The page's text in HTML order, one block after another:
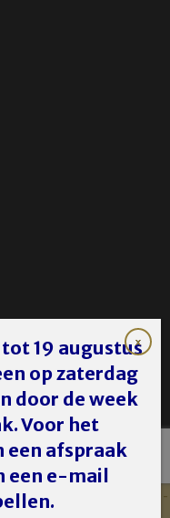
ART 2023 -
19 augustus
op zaterdag
door de week
Voor het
een afspraak
een e-mail